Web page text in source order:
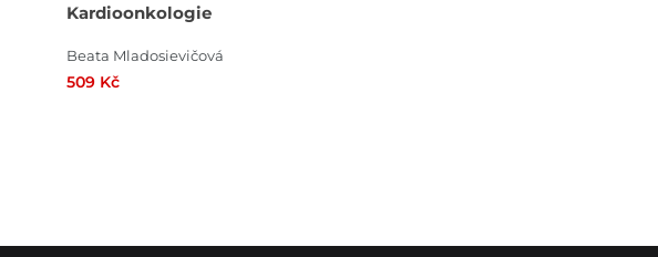
Kardioonkologie
Beata Mladosievičová
509 Kč